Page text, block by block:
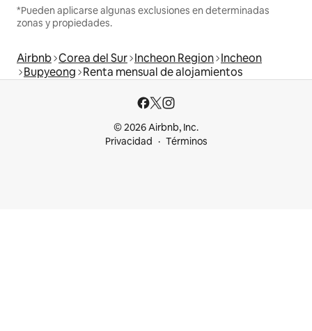
*Pueden aplicarse algunas exclusiones en determinadas
zonas y propiedades.
Airbnb Corea del Sur Incheon Region Incheon
Bupyeong Renta mensual de alojamientos
© 2026 Airbnb, Inc.
Privacidad
Términos